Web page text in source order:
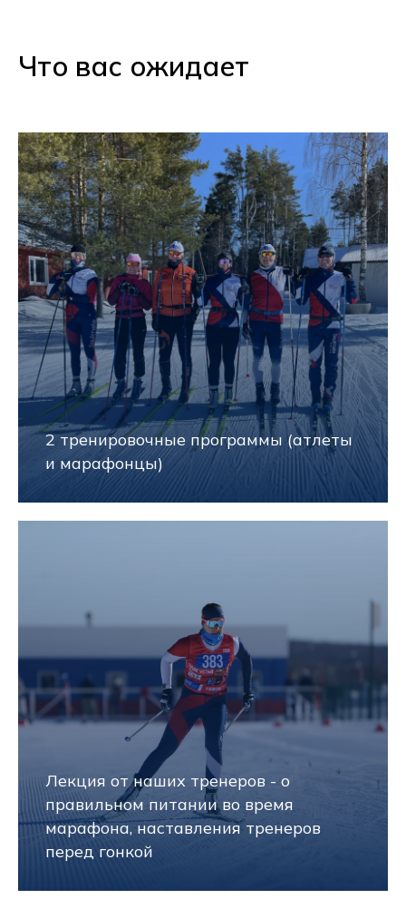
Что вас ожидает
2 тренировочные программы (атлеты
и марафонцы)
Лекция от наших тренеров - о
правильном питании во время
марафона, наставления тренеров
перед гонкой